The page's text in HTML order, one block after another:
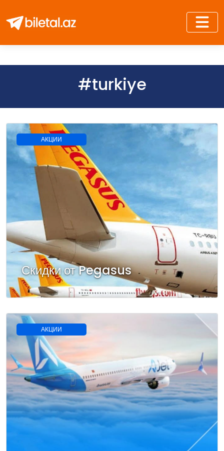
#turkiye
АКЦИИ
Скидки от Pegasus
АКЦИИ